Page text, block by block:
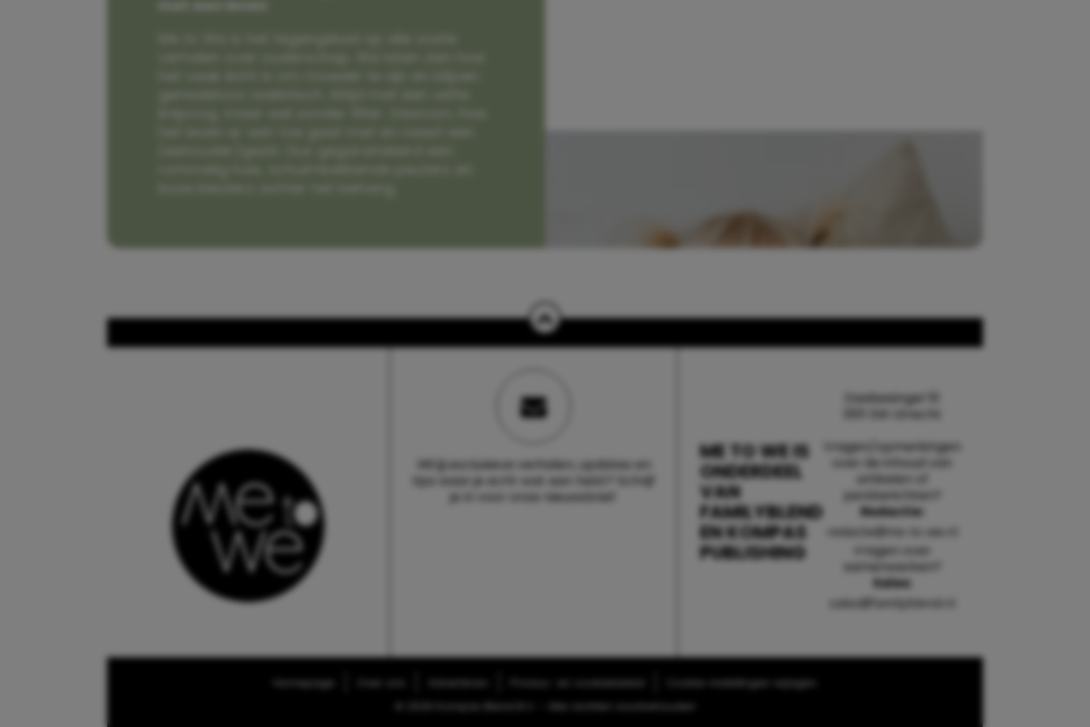
met een leven
Wil jij exclusieve verhalen, updates en
tips waar je echt wat aan hebt? Schrijf
je in voor onze nieuwsbrief.
ME TO WE IS
ONDERDEEL
VAN
FAMILYBLEND
EN KOMPAS
PUBLISHING
Daalsesingel 51
3511 SW Utrecht
Vragen/opmerkingen
over de inhoud van
artikelen of
persberichten?
Redactie:
redactie@me-to-we.nl
Vragen over
samenwerken?
Sales:
sales@familyblend.nl
Homepage
Cookie-instellingen wijzigen